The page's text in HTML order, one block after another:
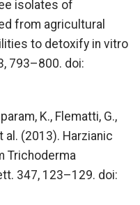
isolates of
from agricultural
to detoxify in vitro
793–800. doi:
K., Flematti, G.,
al. (2013). Harzianic
Trichoderma
347, 123–129. doi: